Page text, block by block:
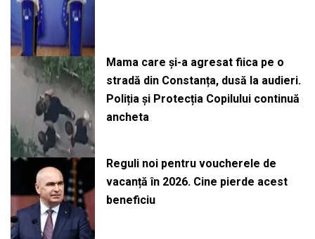
Mama care și-a agresat fiica pe o
stradă din Constanța, dusă la audieri.
Poliția și Protecția Copilului continuă
ancheta
Reguli noi pentru voucherele de
vacanță în 2026. Cine pierde acest
beneficiu